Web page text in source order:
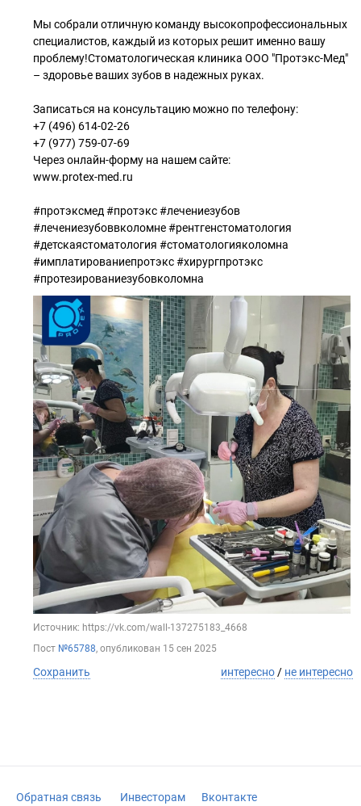
Мы собрали отличную команду высокопрофессиональных
специалистов, каждый из которых решит именно вашу
проблему!Стоматологическая клиника ООО "Протэкс-Мед"
– здоровье ваших зубов в надежных руках.
Записаться на консультацию можно по телефону:
+7 (496) 614-02-26
+7 (977) 759-07-69
Через онлайн-форму на нашем сайте:
www.protex-med.ru
#протэксмед #протэкс #лечениезубов
#лечениезубоввколомне #рентгенстоматология
#детскаястоматология #стоматологияколомна
#имплатированиепротэкс #хирургпротэкс
#протезированиезубовколомна
Источник: https://vk.com/wall-137275183_4668
Пост №65788, опубликован 15 сен 2025
Сохранить интересно / не интересно
Обратная связь Инвесторам Вконтакте